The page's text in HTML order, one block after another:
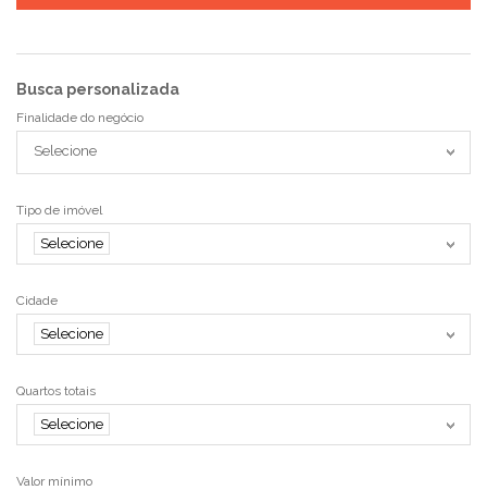
Busca personalizada
Finalidade do negócio
Selecione
Tipo de imóvel
Selecione
Cidade
Selecione
Quartos totais
Selecione
Valor mínimo